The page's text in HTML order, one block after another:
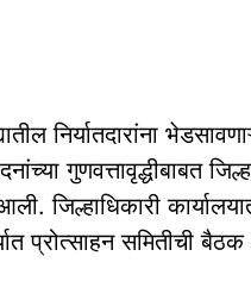
निर्यातदारांना
गुणवत्तावृद्धीबाबत
जिल्हाधिकारी
प्रोत्साहन समितीची